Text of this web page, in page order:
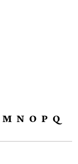
M N O P Q